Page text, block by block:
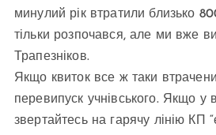
минулий рік втратили близько
тільки розпочався, але ми вже
Трапезніков.
Якщо квиток все ж таки
перевипуск учнівського. Якщо
звертайтесь на гарячу лінію КП